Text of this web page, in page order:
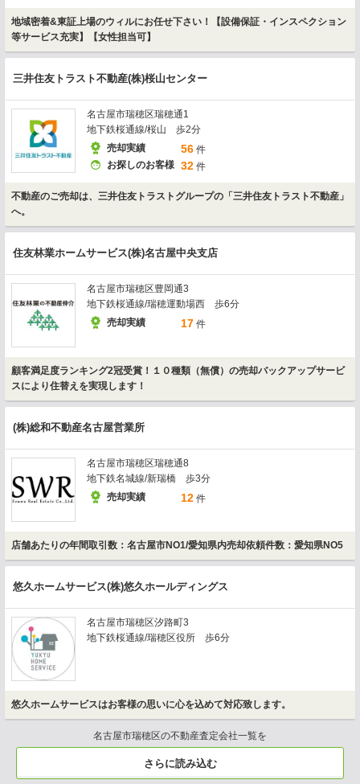
地域密着&東証上場のウィルにお任せ下さい！【設備保証・インスペクション
等サービス充実】【女性担当可】
三井住友トラスト不動産(株)桜山センター
名古屋市瑞穂区瑞穂通1
地下鉄桜通線/桜山 歩2分
売却実績
56 件
お探しのお客様 32 件
不動産のご売却は、三井住友トラストグループの「三井住友トラスト不動産」
へ。
住友林業ホームサービス(株)名古屋中央支店
名古屋市瑞穂区豊岡通3
地下鉄桜通線/瑞穂運動場西 歩6分
売却実績
17 件
顧客満足度ランキング2冠受賞！１０種類（無償）の売却バックアップサービ
スにより住替えを実現します！
(株)総和不動産名古屋営業所
名古屋市瑞穂区瑞穂通8
地下鉄名城線/新瑞橋 歩3分
売却実績
12 件
店舗あたりの年間取引数：名古屋市NO1/愛知県内売却依頼件数：愛知県NO5
悠久ホームサービス(株)悠久ホールディングス
名古屋市瑞穂区汐路町3
地下鉄桜通線/瑞穂区役所 歩6分
悠久ホームサービスはお客様の思いに心を込めて対応致します。
名古屋市瑞穂区の不動産査定会社一覧を
さらに読み込む